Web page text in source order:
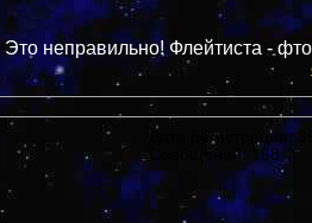
неправильно! Флейтиста -
Дата регистрации:
Сообщений: 158